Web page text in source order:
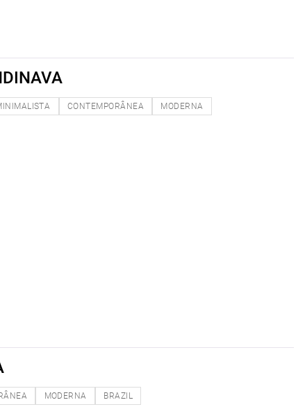
CONTEMPORÂNEA
MODERNA
MODERNA BRAZIL